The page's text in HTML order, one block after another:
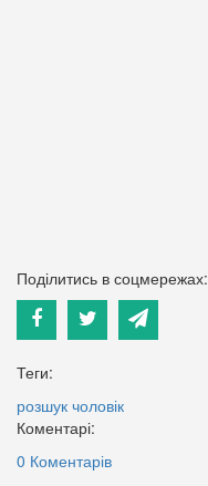
Поділитись в соцмережах:
Теги:
розшук чоловік
Коментарі:
0 Коментарів